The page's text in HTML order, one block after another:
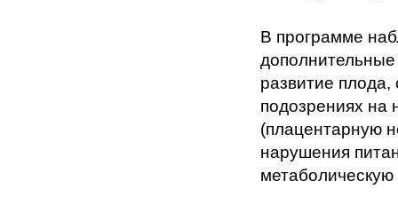
В программе
развитие
подозрениях на
(плацентарную
нарушения